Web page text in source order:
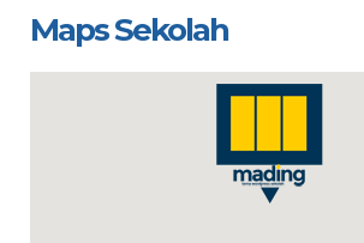
Maps Sekolah